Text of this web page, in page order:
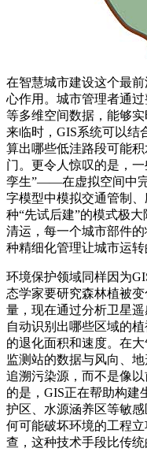
在智慧城市建设这个最
心作用。城市管理者通
等多维空间数据，能够
来临时，GIS系统可以结
算出哪些低洼路段可能
门。更令人惊叹的是，
孪生”——在虚拟空间中
字模型中模拟交通管制
种“先试后建”的模式极
清运，每一个城市部件
种精细化管理让城市运转
环境保护领域同样因为
态学家要研究森林植被
量，现在通过分析卫星
自动识别出哪些区域的
的退化面积和速度。在
监测站的数据与风向、
追溯污染源，而不是像
的是，GIS正在帮助构
护区、水源涵养区等敏
何可能破坏环境的工程
查，这种技术手段比传统